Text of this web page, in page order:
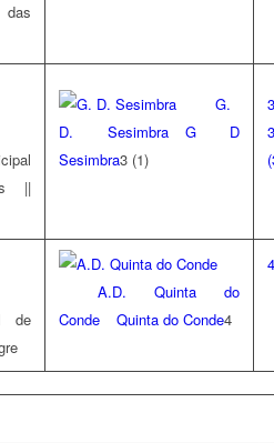
||
G.
D. Sesimbra
G D
Sesimbra3 (1)
3
3
de
A.D. Quinta do
Conde
Quinta do Conde4
4